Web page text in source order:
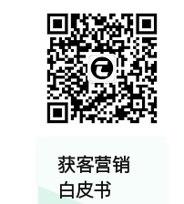
获客营销
白皮书